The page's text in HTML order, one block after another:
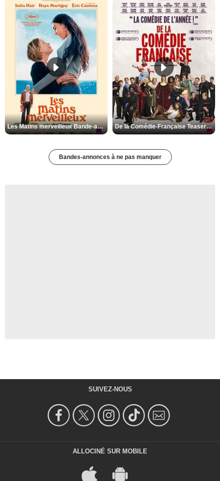
Les Matins merveilleux Bande-annonce VF De la Comédie-Française Teaser VF
Bandes-annonces à ne pas manquer
SUIVEZ-NOUS
ALLOCINÉ SUR MOBILE